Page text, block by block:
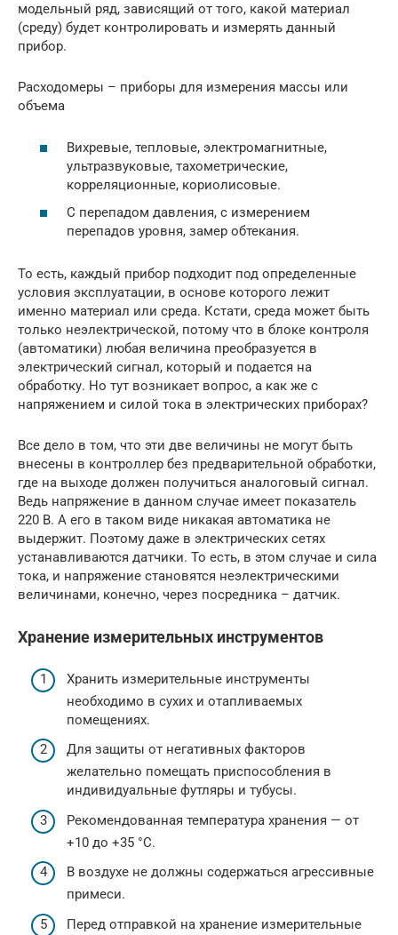
модельный ряд, зависящий от того, какой материал
(среду) будет контролировать и измерять данный
прибор.
Расходомеры – приборы для измерения массы или
объема
Вихревые, тепловые, электромагнитные,
ультразвуковые, тахометрические,
корреляционные, кориолисовые.
С перепадом давления, с измерением
перепадов уровня, замер обтекания.
То есть, каждый прибор подходит под определенные
условия эксплуатации, в основе которого лежит
именно материал или среда. Кстати, среда может быть
только неэлектрической, потому что в блоке контроля
(автоматики) любая величина преобразуется в
электрический сигнал, который и подается на
обработку. Но тут возникает вопрос, а как же с
напряжением и силой тока в электрических приборах?
Все дело в том, что эти две величины не могут быть
внесены в контроллер без предварительной обработки,
где на выходе должен получиться аналоговый сигнал.
Ведь напряжение в данном случае имеет показатель
220 В. А его в таком виде никакая автоматика не
выдержит. Поэтому даже в электрических сетях
устанавливаются датчики. То есть, в этом случае и сила
тока, и напряжение становятся неэлектрическими
величинами, конечно, через посредника – датчик.
Хранение измерительных инструментов
Хранить измерительные инструменты
необходимо в сухих и отапливаемых
помещениях.
Для защиты от негативных факторов
желательно помещать приспособления в
индивидуальные футляры и тубусы.
Рекомендованная температура хранения — от
+10 до +35 °С.
В воздухе не должны содержаться агрессивные
примеси.
Перед отправкой на хранение измерительные